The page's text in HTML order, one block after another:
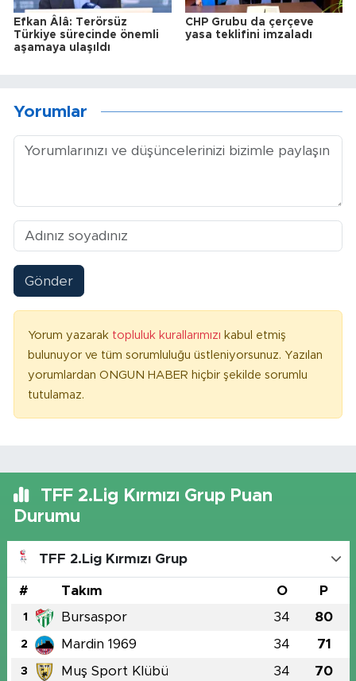
Efkan Âlâ: Terörsüz
Türkiye sürecinde önemli
aşamaya ulaşıldı
CHP Grubu da çerçeve
yasa teklifini imzaladı
Yorumlar
Gönder
Yorum yazarak topluluk kurallarımızı kabul etmiş
bulunuyor ve tüm sorumluluğu üstleniyorsunuz. Yazılan
yorumlardan ONGUN HABER hiçbir şekilde sorumlu
tutulamaz.
TFF 2.Lig Kırmızı Grup Puan
Durumu
TFF 2.Lig Kırmızı Grup
# Takım O P
1 Bursaspor 34 80
2 Mardin 1969 34 71
3 Muş Sport Klübü 34 70